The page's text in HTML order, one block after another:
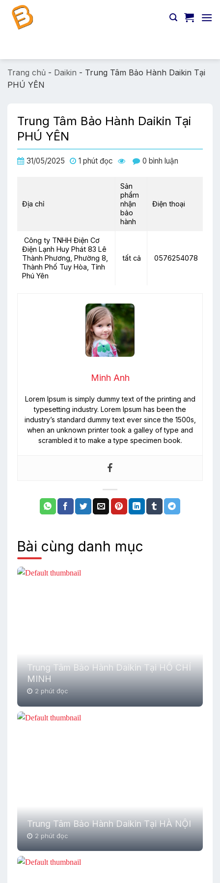
Chuyển
đến
Trang chủ - Daikin - Trung Tâm Bảo Hành Daikin Tại
PHÚ YÊN
Trung Tâm Bảo Hành Daikin Tại
PHÚ YÊN
31/05/2025 1 phút đọc 0 bình luận
Địa chỉ
Sản
phẩm
nhận
bảo
hành
Điện thoại
Công ty TNHH Điện Cơ
Điện Lạnh Huy Phát 83 Lê
Thành Phương, Phường 8,
Thành Phố Tuy Hòa, Tỉnh
Phú Yên
tất cả 0576254078
Minh Anh
Lorem Ipsum is simply dummy text of the printing and
typesetting industry. Lorem Ipsum has been the
industry’s standard dummy text ever since the 1500s,
when an unknown printer took a galley of type and
scrambled it to make a type specimen book.
Bài cùng danh mục
Trung Tâm Bảo Hành Daikin Tại HỒ CHÍ
MINH
2 phút đọc
Trung Tâm Bảo Hành Daikin Tại HÀ NỘI
2 phút đọc